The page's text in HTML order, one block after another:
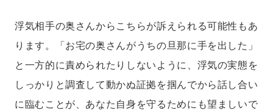
浮気相手の奥さんからこちらが訴えられる可能性もあ
ります。「お宅の奥さんがうちの旦那に手を出した」
と一方的に責められたりしないように、浮気の実態を
しっかりと調査して動かぬ証拠を掴んでから話し合い
に臨むことが、あなた自身を守るためにも望ましいで